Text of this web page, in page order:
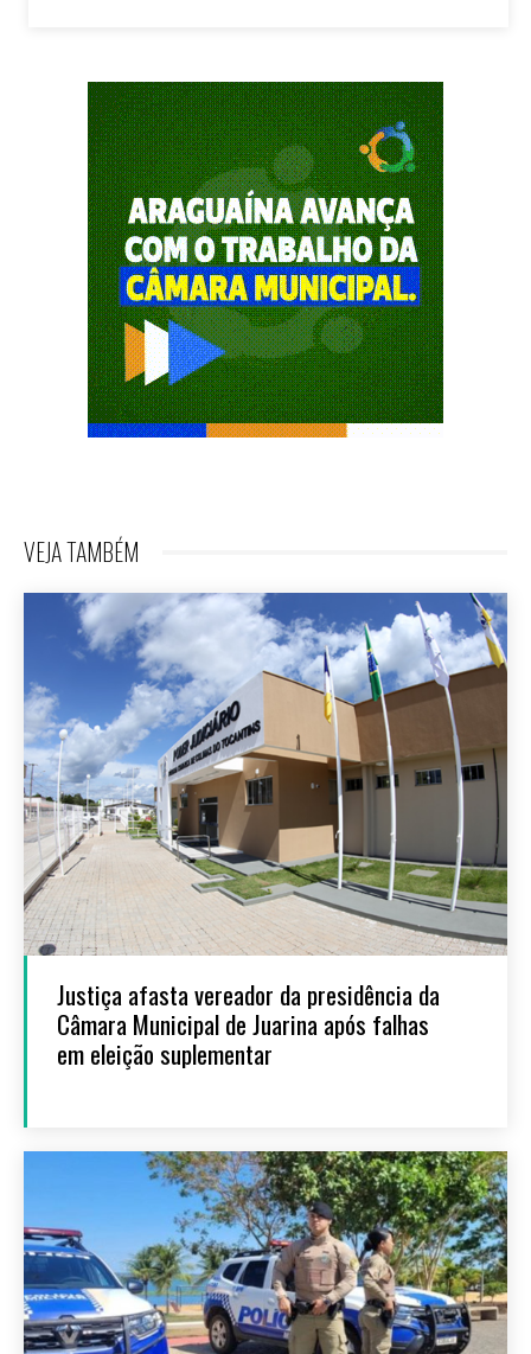
VEJA TAMBÉM
Justiça afasta vereador da presidência da
Câmara Municipal de Juarina após falhas
em eleição suplementar